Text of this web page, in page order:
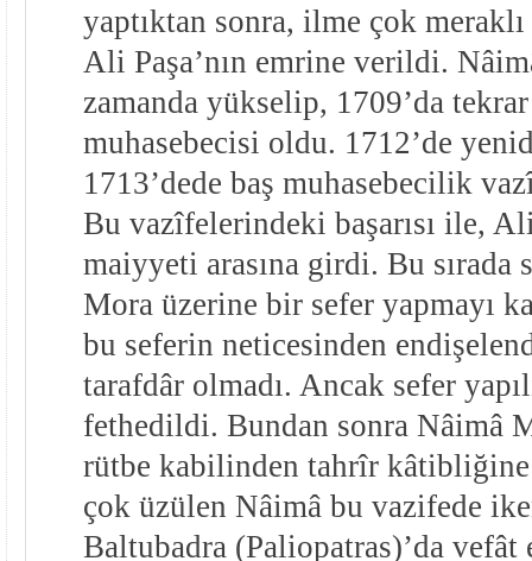
yaptıktan sonra, ilme çok
Ali Paşa’nın emrine verildi.
zamanda yükselip, 1709’da
muhasebecisi oldu. 1712’de
1713’dede baş muhasebecilik
Bu vazîfelerindeki başarısı ile,
maiyyeti arasına girdi. Bu sırada
Mora üzerine bir sefer yapmayı
bu seferin neticesinden
tarafdâr olmadı. Ancak sefer
fethedildi. Bundan sonra Nâimâ
rütbe kabilinden tahrîr
çok üzülen Nâimâ bu vazifede
Baltubadra (Paliopatras)’da